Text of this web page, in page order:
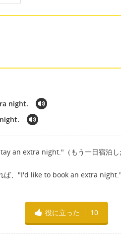
night.
an extra night."（もう一日宿泊し
ば、"I'd like to book an extra
役に立った 10